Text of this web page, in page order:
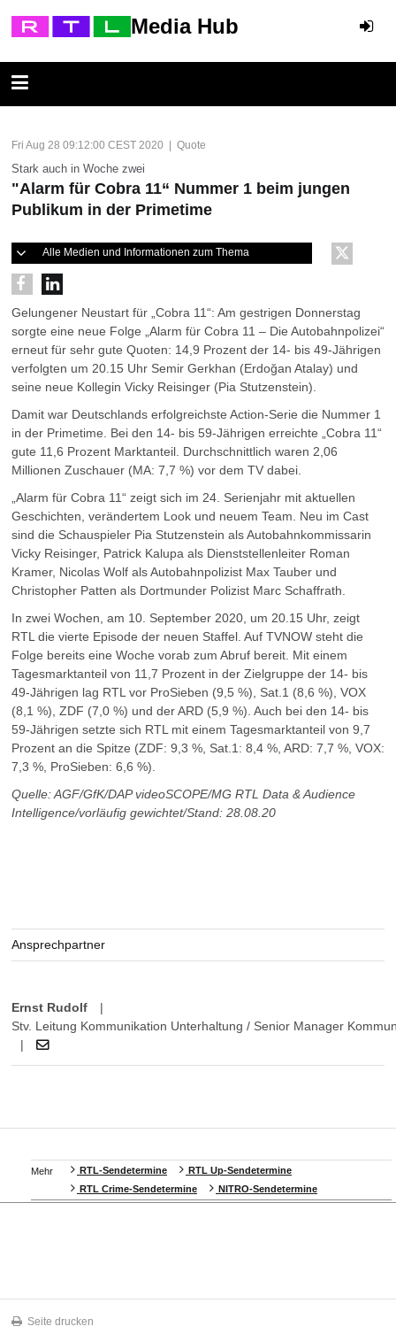
Media Hub
Fri Aug 28 09:12:00 CEST 2020 | Quote
Stark auch in Woche zwei
"Alarm für Cobra 11“ Nummer 1 beim jungen
Publikum in der Primetime
Alle Medien und Informationen zum Thema
Gelungener Neustart für „Cobra 11“: Am gestrigen Donnerstag
sorgte eine neue Folge „Alarm für Cobra 11 – Die Autobahnpolizei“
erneut für sehr gute Quoten: 14,9 Prozent der 14- bis 49-Jährigen
verfolgten um 20.15 Uhr Semir Gerkhan (Erdoğan Atalay) und
seine neue Kollegin Vicky Reisinger (Pia Stutzenstein).
Damit war Deutschlands erfolgreichste Action-Serie die Nummer 1
in der Primetime. Bei den 14- bis 59-Jährigen erreichte „Cobra 11“
gute 11,6 Prozent Marktanteil. Durchschnittlich waren 2,06
Millionen Zuschauer (MA: 7,7 %) vor dem TV dabei.
„Alarm für Cobra 11“ zeigt sich im 24. Serienjahr mit aktuellen
Geschichten, verändertem Look und neuem Team. Neu im Cast
sind die Schauspieler Pia Stutzenstein als Autobahnkommissarin
Vicky Reisinger, Patrick Kalupa als Dienststellenleiter Roman
Kramer, Nicolas Wolf als Autobahnpolizist Max Tauber und
Christopher Patten als Dortmunder Polizist Marc Schaffrath.
In zwei Wochen, am 10. September 2020, um 20.15 Uhr, zeigt
RTL die vierte Episode der neuen Staffel. Auf TVNOW steht die
Folge bereits eine Woche vorab zum Abruf bereit. Mit einem
Tagesmarktanteil von 11,7 Prozent in der Zielgruppe der 14- bis
49-Jährigen lag RTL vor ProSieben (9,5 %), Sat.1 (8,6 %), VOX
(8,1 %), ZDF (7,0 %) und der ARD (5,9 %). Auch bei den 14- bis
59-Jährigen setzte sich RTL mit einem Tagesmarktanteil von 9,7
Prozent an die Spitze (ZDF: 9,3 %, Sat.1: 8,4 %, ARD: 7,7 %, VOX:
7,3 %, ProSieben: 6,6 %).
Quelle: AGF/GfK/DAP videoSCOPE/MG RTL Data & Audience
Intelligence/vorläufig gewichtet/Stand: 28.08.20
Ansprechpartner
Ernst Rudolf
|
Stv. Leitung Kommunikation Unterhaltung / Senior Manager
|
Mehr RTL-Sendetermine
RTL Up-Sendetermine
RTL Crime-Sendetermine
NITRO-Sendetermine
Seite drucken